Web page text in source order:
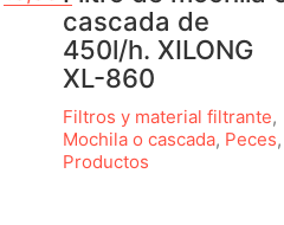
cascada de
450l/h. XILONG
XL-860
Filtros y material filtrante,
Mochila o cascada, Peces,
Productos